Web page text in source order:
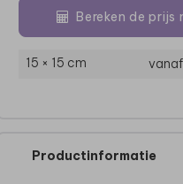
Bereken de
15 × 15 cm
Productinformatie